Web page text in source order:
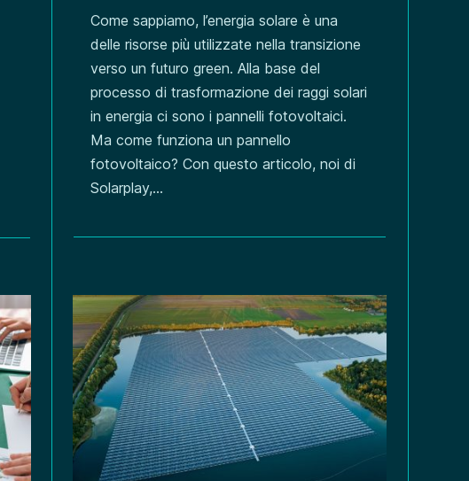
Come sappiamo, l’energia solare è una
delle risorse più utilizzate nella transizione
verso un futuro green. Alla base del
processo di trasformazione dei raggi solari
in energia ci sono i pannelli fotovoltaici.
Ma come funziona un pannello
fotovoltaico? Con questo articolo, noi di
Solarplay,...